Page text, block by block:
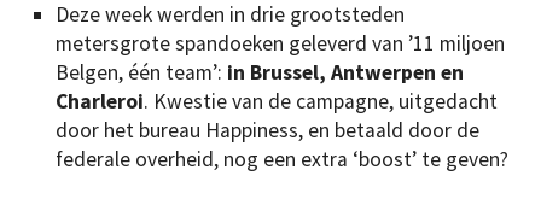
Deze week werden in drie grootsteden
metersgrote spandoeken geleverd van ’11 miljoen
Belgen, één team’: in Brussel, Antwerpen en
Charleroi. Kwestie van de campagne, uitgedacht
door het bureau Happiness, en betaald door de
federale overheid, nog een extra ‘boost’ te geven?